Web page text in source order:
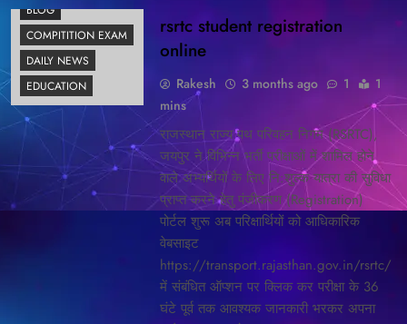
BLOG
COMPITITION EXAM
DAILY NEWS
EDUCATION
rsrtc student registration
online
Rakesh 3 months ago 1
1
mins
राजस्थान राज्य पथ परिवहन निगम (RSRTC),
जयपुर ने विभिन्न भर्ती परीक्षाओं में शामिल होने
वाले अभ्यर्थियों के लिए नि:शुल्क यात्रा की सुविधा
प्राप्त करने हेतु पंजीकरण (Registration)
पोर्टल शुरू अब परिक्षार्थियों को आधिकारिक
वेबसाइट
https://transport.rajasthan.gov.in/rsrtc/
में संबंधित ऑप्शन पर क्लिक कर परीक्षा के 36
घंटे पूर्व तक आवश्यक जानकारी भरकर अपना